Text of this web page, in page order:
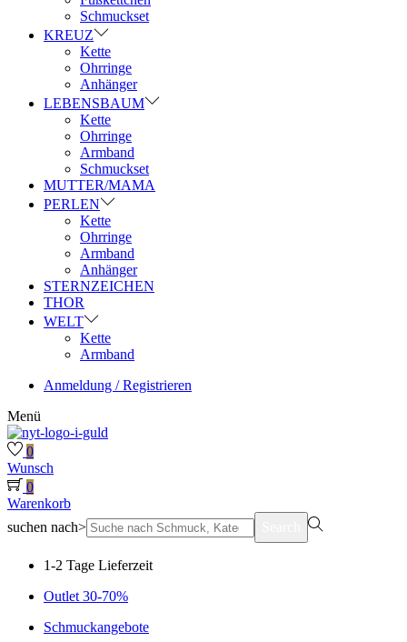
Schmuckset
KREUZ
Kette
Ohrringe
Anhänger
LEBENSBAUM
Kette
Ohrringe
Armband
Schmuckset
MUTTER/MAMA
PERLEN
Kette
Ohrringe
Armband
Anhänger
STERNZEICHEN
THOR
WELT
Kette
Armband
Anmeldung / Registrieren
Menü
0
Wunsch
0
Warenkorb
suchen nach>
1-2 Tage Lieferzeit
Outlet 30-70%
Schmuckangebote